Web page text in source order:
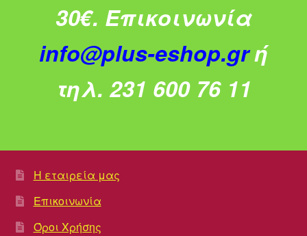
30€. Επικοινωνία
info@plus-eshop.grή
τηλ. 231 600 76 11
Η εταιρεία μας
Επικοινωνία
Όροι Χρήσης